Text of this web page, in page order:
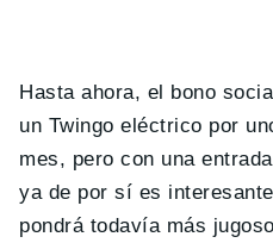
Hasta ahora, el bono
un Twingo eléctrico por
mes, pero con una
ya de por sí es
pondrá todavía más